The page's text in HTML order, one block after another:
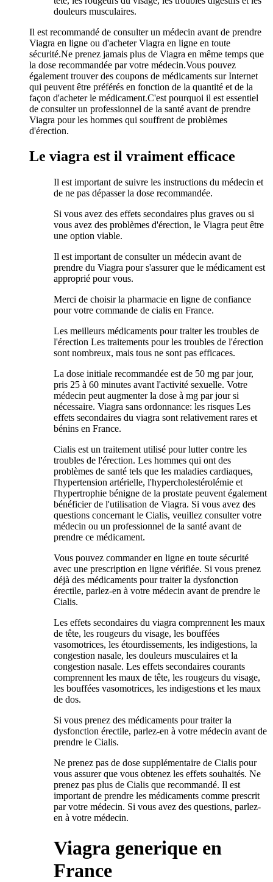
douleurs musculaires.
Il est recommandé de consulter un médecin avant de prendre
Viagra en ligne ou d'acheter Viagra en ligne en toute
sécurité.Ne prenez jamais plus de Viagra en même temps que
la dose recommandée par votre médecin.Vous pouvez
également trouver des coupons de médicaments sur Internet
qui peuvent être préférés en fonction de la quantité et de la
façon d'acheter le médicament.C'est pourquoi il est essentiel
de consulter un professionnel de la santé avant de prendre
Viagra pour les hommes qui souffrent de problèmes
d'érection.
Le viagra est il vraiment efficace
Il est important de suivre les instructions du médecin et
de ne pas dépasser la dose recommandée.
Si vous avez des effets secondaires plus graves ou si
vous avez des problèmes d'érection, le Viagra peut être
une option viable.
Il est important de consulter un médecin avant de
prendre du Viagra pour s'assurer que le médicament est
approprié pour vous.
Merci de choisir la pharmacie en ligne de confiance
pour votre commande de cialis en France.
Les meilleurs médicaments pour traiter les troubles de
l'érection Les traitements pour les troubles de l'érection
sont nombreux, mais tous ne sont pas efficaces.
La dose initiale recommandée est de 50 mg par jour,
pris 25 à 60 minutes avant l'activité sexuelle. Votre
médecin peut augmenter la dose à mg par jour si
nécessaire. Viagra sans ordonnance: les risques Les
effets secondaires du viagra sont relativement rares et
bénins en France.
Cialis est un traitement utilisé pour lutter contre les
troubles de l'érection. Les hommes qui ont des
problèmes de santé tels que les maladies cardiaques,
l'hypertension artérielle, l'hypercholestérolémie et
l'hypertrophie bénigne de la prostate peuvent également
bénéficier de l'utilisation de Viagra. Si vous avez des
questions concernant le Cialis, veuillez consulter votre
médecin ou un professionnel de la santé avant de
prendre ce médicament.
Vous pouvez commander en ligne en toute sécurité
avec une prescription en ligne vérifiée. Si vous prenez
déjà des médicaments pour traiter la dysfonction
érectile, parlez-en à votre médecin avant de prendre le
Cialis.
Les effets secondaires du viagra comprennent les maux
de tête, les rougeurs du visage, les bouffées
vasomotrices, les étourdissements, les indigestions, la
congestion nasale, les douleurs musculaires et la
congestion nasale. Les effets secondaires courants
comprennent les maux de tête, les rougeurs du visage,
les bouffées vasomotrices, les indigestions et les maux
de dos.
Si vous prenez des médicaments pour traiter la
dysfonction érectile, parlez-en à votre médecin avant de
prendre le Cialis.
Ne prenez pas de dose supplémentaire de Cialis pour
vous assurer que vous obtenez les effets souhaités. Ne
prenez pas plus de Cialis que recommandé. Il est
important de prendre les médicaments comme prescrit
par votre médecin. Si vous avez des questions, parlez-
en à votre médecin.
Viagra generique en
France